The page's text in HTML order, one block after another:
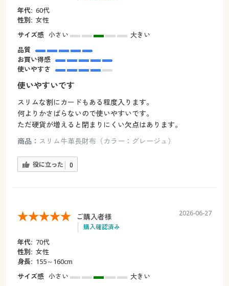
年代: 60代
性別: 女性
サイズ感 小さい
大きい
品質
お買い得感
使いやすさ
使いやすいです
スリムな割にカードもある程度入ります。
何よりかさばらないので使いやすいです。
ただ硬貨が増えると閉まりにくい欠点はあります。
商品： スリム牛革長財布（カラー：グレージュ）
役に立った 0
ご購入者様
購入確認済み
2026-06-27
年代: 70代
性別: 女性
身長: 155～160cm
サイズ感 小さい
大きい